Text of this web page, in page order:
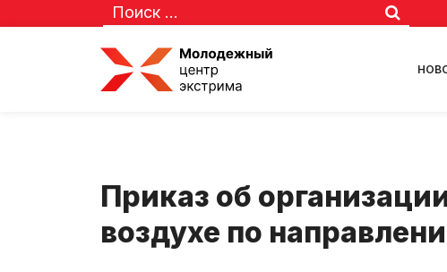
Приказ об
воздухе по